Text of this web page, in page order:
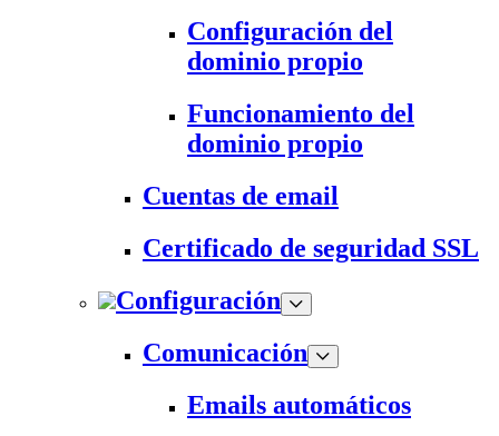
Configuración del
dominio propio
Funcionamiento del
dominio propio
Cuentas de email
Certificado de seguridad SSL
Configuración
Comunicación
Emails automáticos